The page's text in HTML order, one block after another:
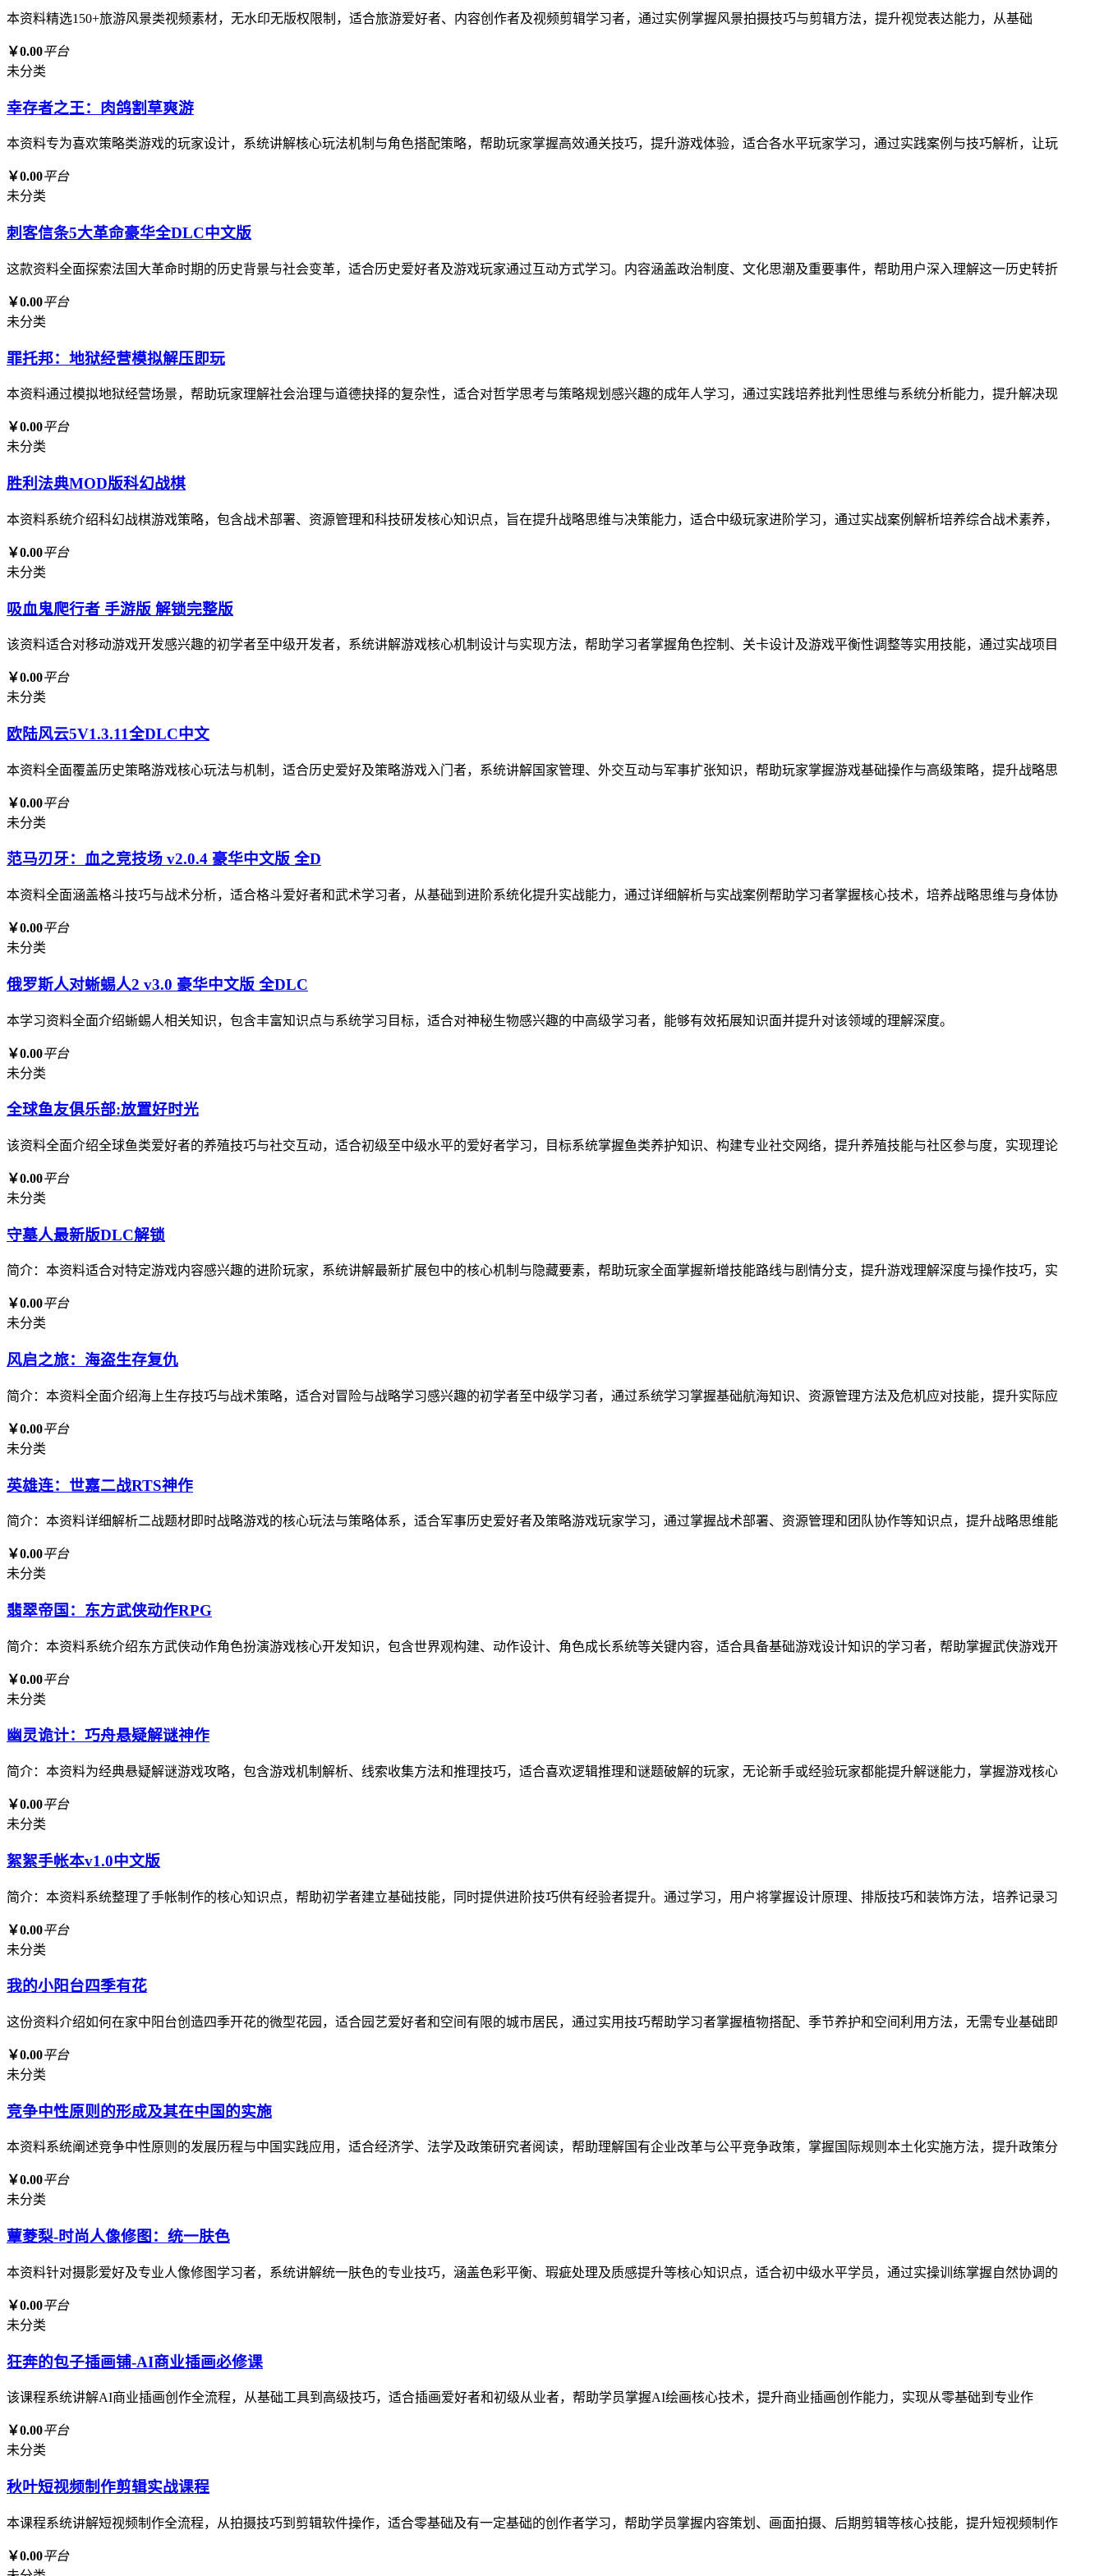
本资料精选150+旅游风景类视频素材，无水印无版权限制，适合旅游爱好者、内容创作者及视频剪辑学习者，通过实例掌握风景拍摄技巧与剪辑方法，提升视觉表达能力，从基础
￥0.00平台
未分类
幸存者之王：肉鸽割草爽游
本资料专为喜欢策略类游戏的玩家设计，系统讲解核心玩法机制与角色搭配策略，帮助玩家掌握高效通关技巧，提升游戏体验，适合各水平玩家学习，通过实践案例与技巧解析，让玩
￥0.00平台
未分类
刺客信条5大革命豪华全DLC中文版
这款资料全面探索法国大革命时期的历史背景与社会变革，适合历史爱好者及游戏玩家通过互动方式学习。内容涵盖政治制度、文化思潮及重要事件，帮助用户深入理解这一历史转折
￥0.00平台
未分类
罪托邦：地狱经营模拟解压即玩
本资料通过模拟地狱经营场景，帮助玩家理解社会治理与道德抉择的复杂性，适合对哲学思考与策略规划感兴趣的成年人学习，通过实践培养批判性思维与系统分析能力，提升解决现
￥0.00平台
未分类
胜利法典MOD版科幻战棋
本资料系统介绍科幻战棋游戏策略，包含战术部署、资源管理和科技研发核心知识点，旨在提升战略思维与决策能力，适合中级玩家进阶学习，通过实战案例解析培养综合战术素养，
￥0.00平台
未分类
吸血鬼爬行者 手游版 解锁完整版
该资料适合对移动游戏开发感兴趣的初学者至中级开发者，系统讲解游戏核心机制设计与实现方法，帮助学习者掌握角色控制、关卡设计及游戏平衡性调整等实用技能，通过实战项目
￥0.00平台
未分类
欧陆风云5V1.3.11全DLC中文
本资料全面覆盖历史策略游戏核心玩法与机制，适合历史爱好及策略游戏入门者，系统讲解国家管理、外交互动与军事扩张知识，帮助玩家掌握游戏基础操作与高级策略，提升战略思
￥0.00平台
未分类
范马刃牙：血之竞技场 v2.0.4 豪华中文版 全D
本资料全面涵盖格斗技巧与战术分析，适合格斗爱好者和武术学习者，从基础到进阶系统化提升实战能力，通过详细解析与实战案例帮助学习者掌握核心技术，培养战略思维与身体协
￥0.00平台
未分类
俄罗斯人对蜥蜴人2 v3.0 豪华中文版 全DLC
本学习资料全面介绍蜥蜴人相关知识，包含丰富知识点与系统学习目标，适合对神秘生物感兴趣的中高级学习者，能够有效拓展知识面并提升对该领域的理解深度。
￥0.00平台
未分类
全球鱼友俱乐部:放置好时光
该资料全面介绍全球鱼类爱好者的养殖技巧与社交互动，适合初级至中级水平的爱好者学习，目标系统掌握鱼类养护知识、构建专业社交网络，提升养殖技能与社区参与度，实现理论
￥0.00平台
未分类
守墓人最新版DLC解锁
简介：本资料适合对特定游戏内容感兴趣的进阶玩家，系统讲解最新扩展包中的核心机制与隐藏要素，帮助玩家全面掌握新增技能路线与剧情分支，提升游戏理解深度与操作技巧，实
￥0.00平台
未分类
风启之旅：海盗生存复仇
简介：本资料全面介绍海上生存技巧与战术策略，适合对冒险与战略学习感兴趣的初学者至中级学习者，通过系统学习掌握基础航海知识、资源管理方法及危机应对技能，提升实际应
￥0.00平台
未分类
英雄连：世嘉二战RTS神作
简介：本资料详细解析二战题材即时战略游戏的核心玩法与策略体系，适合军事历史爱好者及策略游戏玩家学习，通过掌握战术部署、资源管理和团队协作等知识点，提升战略思维能
￥0.00平台
未分类
翡翠帝国：东方武侠动作RPG
简介：本资料系统介绍东方武侠动作角色扮演游戏核心开发知识，包含世界观构建、动作设计、角色成长系统等关键内容，适合具备基础游戏设计知识的学习者，帮助掌握武侠游戏开
￥0.00平台
未分类
幽灵诡计：巧舟悬疑解谜神作
简介：本资料为经典悬疑解谜游戏攻略，包含游戏机制解析、线索收集方法和推理技巧，适合喜欢逻辑推理和谜题破解的玩家，无论新手或经验玩家都能提升解谜能力，掌握游戏核心
￥0.00平台
未分类
絮絮手帐本v1.0中文版
简介：本资料系统整理了手帐制作的核心知识点，帮助初学者建立基础技能，同时提供进阶技巧供有经验者提升。通过学习，用户将掌握设计原理、排版技巧和装饰方法，培养记录习
￥0.00平台
未分类
我的小阳台四季有花
这份资料介绍如何在家中阳台创造四季开花的微型花园，适合园艺爱好者和空间有限的城市居民，通过实用技巧帮助学习者掌握植物搭配、季节养护和空间利用方法，无需专业基础即
￥0.00平台
未分类
竞争中性原则的形成及其在中国的实施
本资料系统阐述竞争中性原则的发展历程与中国实践应用，适合经济学、法学及政策研究者阅读，帮助理解国有企业改革与公平竞争政策，掌握国际规则本土化实施方法，提升政策分
￥0.00平台
未分类
蕈菱梨-时尚人像修图：统一肤色
本资料针对摄影爱好及专业人像修图学习者，系统讲解统一肤色的专业技巧，涵盖色彩平衡、瑕疵处理及质感提升等核心知识点，适合初中级水平学员，通过实操训练掌握自然协调的
￥0.00平台
未分类
狂奔的包子插画铺-AI商业插画必修课
该课程系统讲解AI商业插画创作全流程，从基础工具到高级技巧，适合插画爱好者和初级从业者，帮助学员掌握AI绘画核心技术，提升商业插画创作能力，实现从零基础到专业作
￥0.00平台
未分类
秋叶短视频制作剪辑实战课程
本课程系统讲解短视频制作全流程，从拍摄技巧到剪辑软件操作，适合零基础及有一定基础的创作者学习，帮助学员掌握内容策划、画面拍摄、后期剪辑等核心技能，提升短视频制作
￥0.00平台